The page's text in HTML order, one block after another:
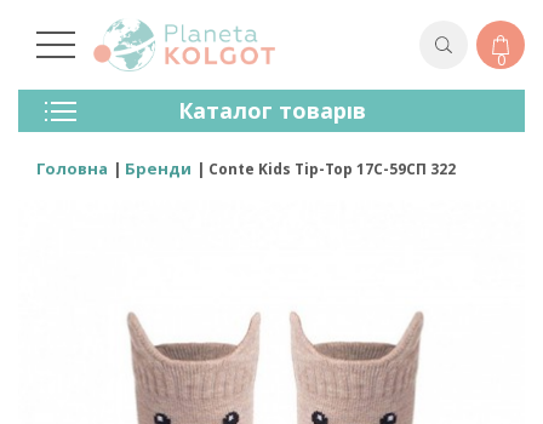
0
Каталог товарів
Колготки
Панчохи
Лосини (легінси)
Головна Бренди Conte Kids Tip-Top 17С-59СП 322